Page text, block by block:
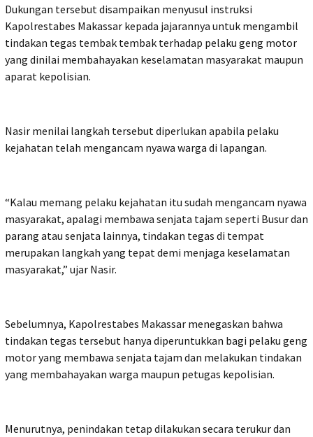
Dukungan tersebut disampaikan menyusul instruksi
Kapolrestabes Makassar kepada jajarannya untuk mengambil
tindakan tegas tembak tembak terhadap pelaku geng motor
yang dinilai membahayakan keselamatan masyarakat maupun
aparat kepolisian.
Nasir menilai langkah tersebut diperlukan apabila pelaku
kejahatan telah mengancam nyawa warga di lapangan.
“Kalau memang pelaku kejahatan itu sudah mengancam nyawa
masyarakat, apalagi membawa senjata tajam seperti Busur dan
parang atau senjata lainnya, tindakan tegas di tempat
merupakan langkah yang tepat demi menjaga keselamatan
masyarakat,” ujar Nasir.
Sebelumnya, Kapolrestabes Makassar menegaskan bahwa
tindakan tegas tersebut hanya diperuntukkan bagi pelaku geng
motor yang membawa senjata tajam dan melakukan tindakan
yang membahayakan warga maupun petugas kepolisian.
Menurutnya, penindakan tetap dilakukan secara terukur dan